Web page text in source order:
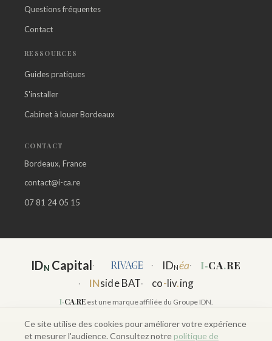
Questions fréquentes
Contact
RESSOURCES
Guides pratiques
S'installer
Cabinet à louer Bordeaux
CONTACT
Bordeaux, France
contact@i-ca.re
07 81 24 05 15
ID N Capital· · IDNéa· I‑CA.RE
· INside BAT· co-liv.ing
I‑CA.REest une marque affiliée du Groupe IDN.
ID Capital
Ce site utilise des cookies pour améliorer votre expérience
et mesurer l'audience. Consultez notre politique de